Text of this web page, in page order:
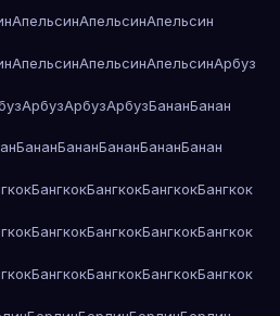
АпельсинАпельсинАпельсин
АпельсинАпельсинАпельсинАрбуз
АрбузАрбузАрбузБананБанан
БананБананБананБананБанан
БангкокБангкокБангкокБангкок
БангкокБангкокБангкокБангкок
БангкокБангкокБангкокБангкок